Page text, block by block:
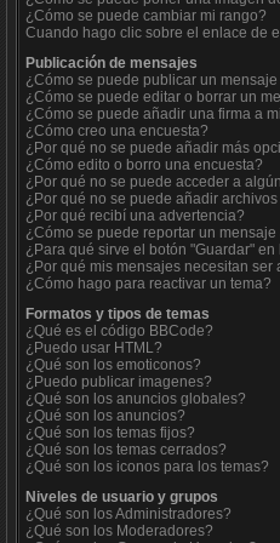
¿Cómo se puede cambiar mi rango?
Cuando hago clic sobre el enlace de
Publicación de mensajes
¿Cómo se puede publicar un
¿Cómo se puede editar o borrar un
¿Cómo se puede añadir una firma a
¿Cómo creo una encuesta?
¿Por qué no se puede añadir más
¿Cómo edito o borro una encuesta?
¿Por qué no se puede acceder a
¿Por qué no se puede añadir
¿Por qué recibí una advertencia?
¿Cómo se puede reportar un
¿Para qué sirve el botón "Guardar"
¿Por qué mis mensajes necesitan ser
¿Cómo hago para reactivar un tema?
Formatos y tipos de temas
¿Qué es el código BBCode?
¿Puedo usar HTML?
¿Qué son los emoticonos?
¿Puedo publicar imagenes?
¿Qué son los anuncios globales?
¿Qué son los anuncios?
¿Qué son los temas fijos?
¿Qué son los temas cerrados?
¿Qué son los iconos para los temas?
Niveles de usuario y grupos
¿Qué son los Administradores?
¿Qué son los Moderadores?